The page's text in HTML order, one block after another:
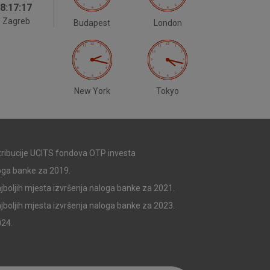
8:17:18
Zagreb Budapest London
New York Tokyo
UCITS fondova OTP investa
banke za 2019.
mjesta izvršenja naloga banke za 2021.
mjesta izvršenja naloga banke za 2023.
identificirati.